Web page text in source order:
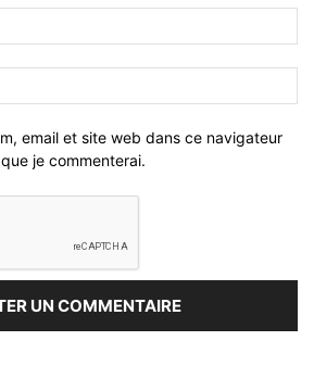
email et site web dans ce navigateur
je commenterai.